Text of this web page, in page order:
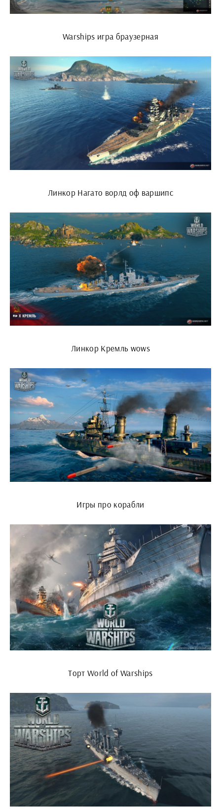
Warships игра браузерная
Линкор Нагато ворлд оф варшипс
Линкор Кремль wows
Игры про корабли
Торт World of Warships